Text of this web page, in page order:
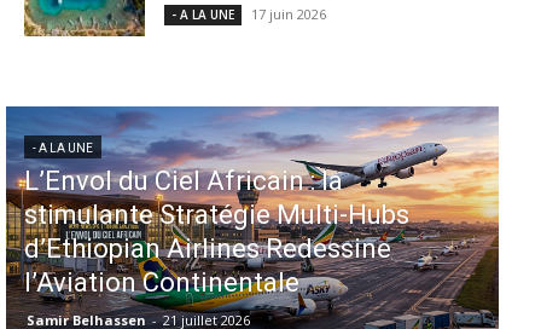
- A LA UNE 17 juin 2026
- A LA UNE
Aéroports US : les États-Unis
injectent 870 millions de dollars
dans 339 projets, Los Angeles et
Miami en tête
Samir Belhassen - 6 août 2026